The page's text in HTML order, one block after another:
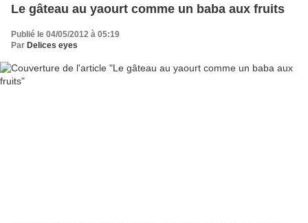
Le gâteau au yaourt comme un baba aux fruits
Publié le 04/05/2012 à 05:19
Par Delices eyes